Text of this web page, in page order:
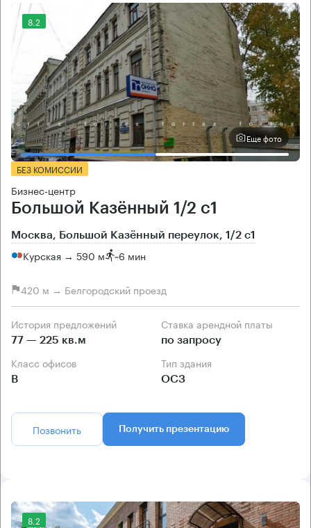
8.2
Еще фото
БЕЗ КОМИССИИ
Бизнес-центр
Большой Казённый 1/2 с1
Москва, Большой Казённый переулок, 1/2 с1
Курская → 590 м ~6 мин
420 м → Белгородский проезд
История предложений
77 — 225 кв.м
Ставка арендной платы
по запросу
Класс офисов
B
Тип здания
ОСЗ
Позвонить Получить презентацию
8.2